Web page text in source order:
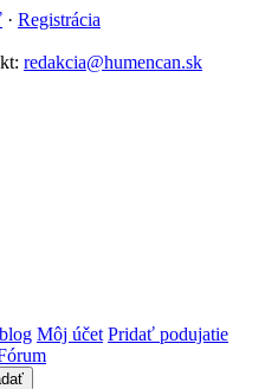
· Registrácia
redakcia@humencan.sk
Môj účet Pridať podujatie